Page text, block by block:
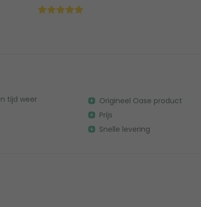
tijd weer
Origineel Oase product
Prijs
Snelle levering